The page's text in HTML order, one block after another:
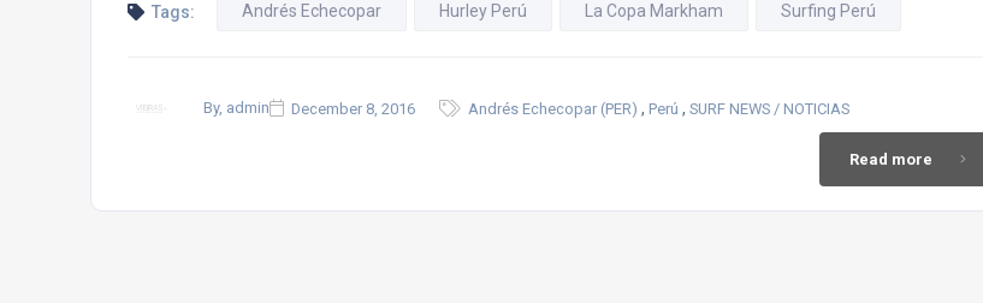
Tags: Andrés Echecopar Hurley Perú La Copa Markham Surfing Perú
By, admin December 8, 2016 Andrés Echecopar (PER) , Perú , SURF NEWS / NOTICIAS
Read more